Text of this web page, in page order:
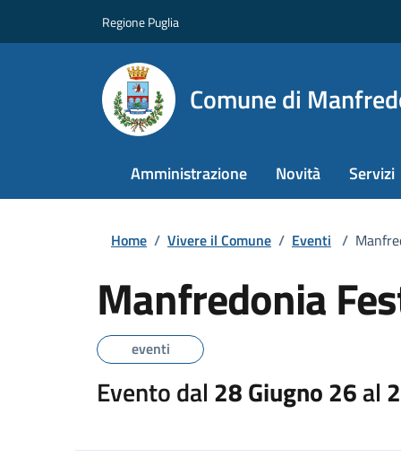
Regione Puglia
Comune di
Amministrazione Novità Servizi
Home / Vivere il Comune / Eventi /
Manfredonia
eventi
Evento dal 28 Giugno 26al